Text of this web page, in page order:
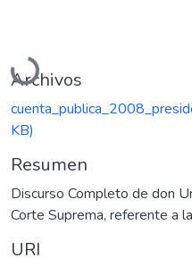
Cargando...
Archivos
KB)
Resumen
Discurso Completo de don
Corte Suprema, referente a
URI